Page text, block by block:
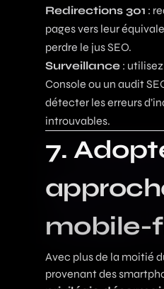
Redirections 301 :
pages vers leur
perdre le jus SEO.
Surveillance :
Console ou un audit
détecter les erreurs
introuvables.
7.
mobile-
Avec plus de la moitié
provenant des